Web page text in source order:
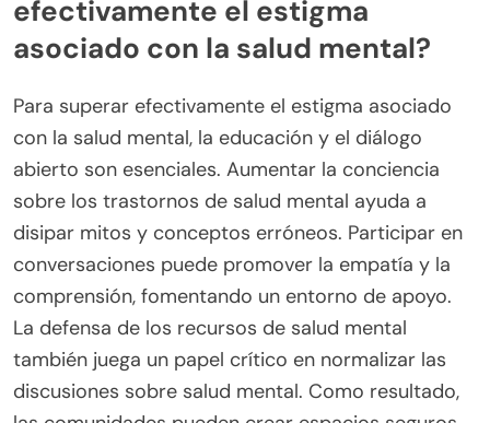
Las creencias culturales influyen en cómo se
diagnósticos erróneos. Por ejemplo, algunas
culturas pueden ver ciertos comportamientos
como espirituales en lugar de médicos.
El acceso a recursos de salud mental también
difiere a nivel global, impactando las opciones de
tratamiento. En sociedades con fuertes lazos
comunitarios, el apoyo puede provenir de la familia
en lugar de ayuda profesional.
La educación sobre la salud mental juega un papel